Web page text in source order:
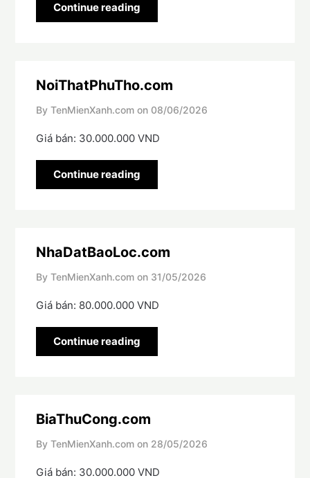
Continue reading
NoiThatPhuTho.com
By TenMienXanh.com on 08/06/2026
Giá bán: 30.000.000 VND
Continue reading
NhaDatBaoLoc.com
By TenMienXanh.com on 31/05/2026
Giá bán: 80.000.000 VND
Continue reading
BiaThuCong.com
By TenMienXanh.com on 28/05/2026
Giá bán: 30.000.000 VND